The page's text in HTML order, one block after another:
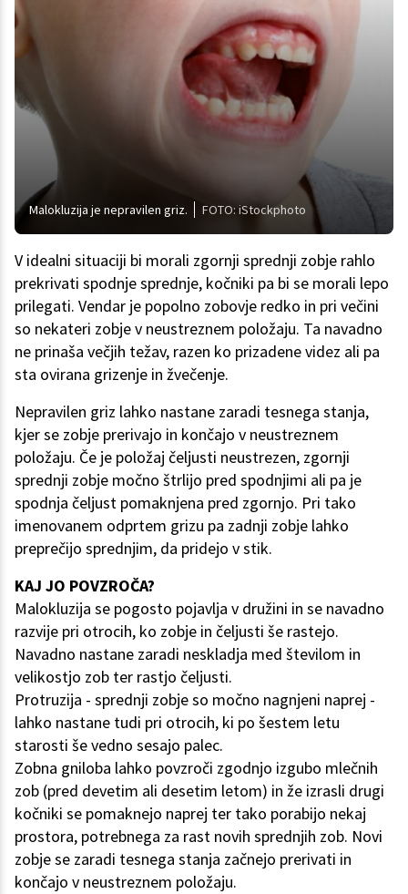
Malokluzija je nepravilen griz. FOTO: iStockphoto
V idealni situaciji bi morali zgornji sprednji zobje rahlo
prekrivati spodnje sprednje, kočniki pa bi se morali lepo
prilegati. Vendar je popolno zobovje redko in pri večini
so nekateri zobje v neustreznem položaju. Ta navadno
ne prinaša večjih težav, razen ko prizadene videz ali pa
sta ovirana grizenje in žvečenje.
Nepravilen griz lahko nastane zaradi tesnega stanja,
kjer se zobje prerivajo in končajo v neustreznem
položaju. Če je položaj čeljusti neustrezen, zgornji
sprednji zobje močno štrlijo pred spodnjimi ali pa je
spodnja čeljust pomaknjena pred zgornjo. Pri tako
imenovanem odprtem grizu pa zadnji zobje lahko
preprečijo sprednjim, da pridejo v stik.
KAJ JO POVZROČA?
Malokluzija se pogosto pojavlja v družini in se navadno
razvije pri otrocih, ko zobje in čeljusti še rastejo.
Navadno nastane zaradi neskladja med številom in
velikostjo zob ter rastjo čeljusti.
Protruzija - sprednji zobje so močno nagnjeni naprej -
lahko nastane tudi pri otrocih, ki po šestem letu
starosti še vedno sesajo palec.
Zobna gniloba lahko povzroči zgodnjo izgubo mlečnih
zob (pred devetim ali desetim letom) in že izrasli drugi
kočniki se pomaknejo naprej ter tako porabijo nekaj
prostora, potrebnega za rast novih sprednjih zob. Novi
zobje se zaradi tesnega stanja začnejo prerivati in
končajo v neustreznem položaju.